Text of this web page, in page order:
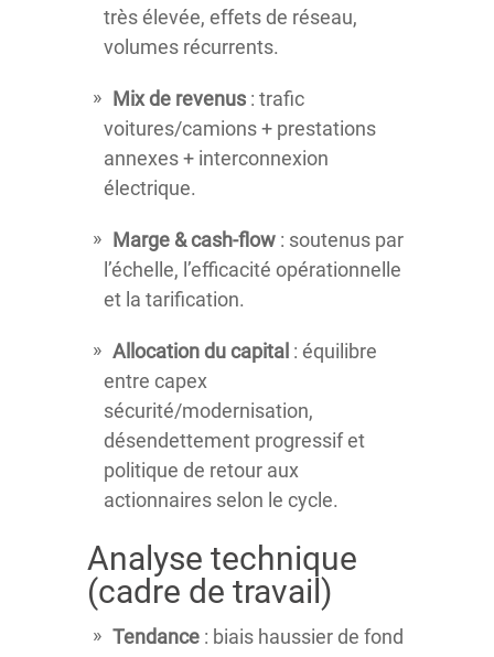
très élevée, effets de réseau,
volumes récurrents.
Mix de revenus : trafic
voitures/camions + prestations
annexes + interconnexion
électrique.
Marge & cash-flow : soutenus par
l’échelle, l’efficacité opérationnelle
et la tarification.
Allocation du capital : équilibre
entre capex
sécurité/modernisation,
désendettement progressif et
politique de retour aux
actionnaires selon le cycle.
Analyse technique
(cadre de travail)
Tendance : biais haussier de fond